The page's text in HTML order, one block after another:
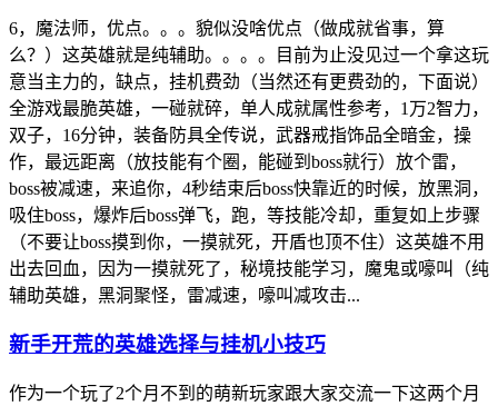
6，魔法师，优点。。。貌似没啥优点（做成就省事，算
么？）这英雄就是纯辅助。。。。目前为止没见过一个拿这玩
意当主力的，缺点，挂机费劲（当然还有更费劲的，下面说）
全游戏最脆英雄，一碰就碎，单人成就属性参考，1万2智力，
双子，16分钟，装备防具全传说，武器戒指饰品全暗金，操
作，最远距离（放技能有个圈，能碰到boss就行）放个雷，
boss被减速，来追你，4秒结束后boss快靠近的时候，放黑洞，
吸住boss，爆炸后boss弹飞，跑，等技能冷却，重复如上步骤
（不要让boss摸到你，一摸就死，开盾也顶不住）这英雄不用
出去回血，因为一摸就死了，秘境技能学习，魔鬼或嚎叫（纯
辅助英雄，黑洞聚怪，雷减速，嚎叫减攻击...
新手开荒的英雄选择与挂机小技巧
作为一个玩了2个月不到的萌新玩家跟大家交流一下这两个月